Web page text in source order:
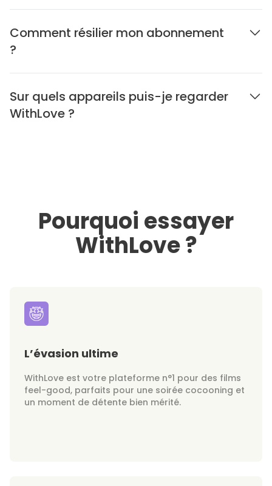
Comment résilier mon abonnement
?
Sur quels appareils puis-je regarder
WithLove ?
Pourquoi essayer
WithLove ?
L’évasion ultime
WithLove est votre plateforme n°1 pour des films
feel-good, parfaits pour une soirée cocooning et
un moment de détente bien mérité.